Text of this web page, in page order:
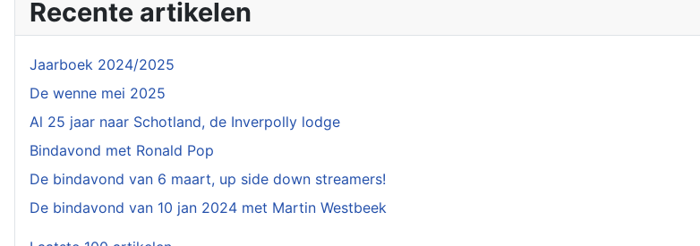
Recente artikelen
Jaarboek 2024/2025
De wenne mei 2025
Al 25 jaar naar Schotland, de Inverpolly lodge
Bindavond met Ronald Pop
De bindavond van 6 maart, up side down streamers!
De bindavond van 10 jan 2024 met Martin Westbeek